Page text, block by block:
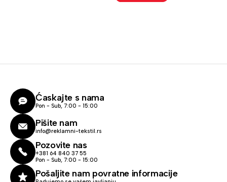
Ćaskajte s nama
Pon - Sub, 7:00 - 15:00
Pišite nam
info@reklamni-tekstil.rs
Pozovite nas
+381 64 840 37 55
Pon - Sub, 7:00 - 15:00
Pošaljite nam povratne informacije